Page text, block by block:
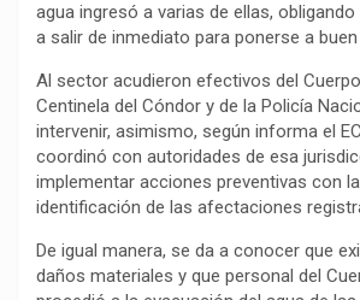
agua ingresó a varias de ellas,
a salir de inmediato para ponerse a
Al sector acudieron efectivos del
Centinela del Cóndor y de la Policía
intervenir, asimismo, según informa el
coordinó con autoridades de esa
implementar acciones preventivas con
identificación de las afectaciones
De igual manera, se da a conocer que
daños materiales y que personal del